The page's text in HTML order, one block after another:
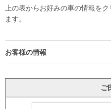
上の表からお好みの車の情報を
ます。
お客様の情報
ご